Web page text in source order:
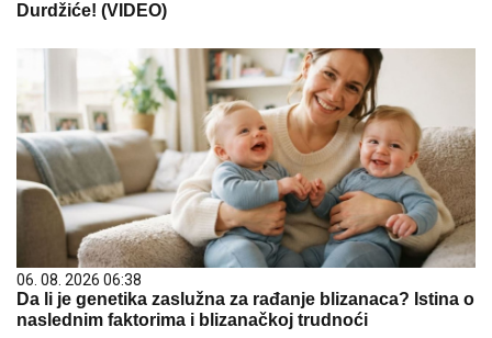
Durdžiće! (VIDEO)
06. 08. 2026 06:38
Da li je genetika zaslužna za rađanje blizanaca? Istina o
naslednim faktorima i blizanačkoj trudnoći